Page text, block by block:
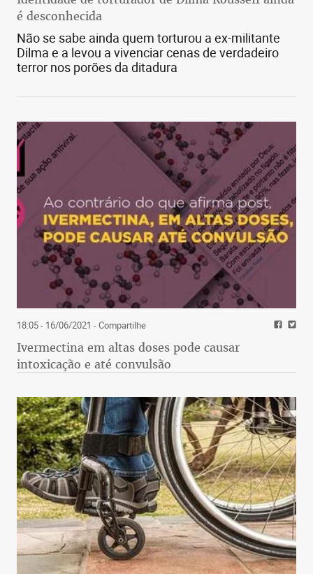
é desconhecida
Não se sabe ainda quem torturou a ex-militante
Dilma e a levou a vivenciar cenas de verdadeiro
terror nos porões da ditadura
18:05 - 16/06/2021 - Compartilhe
Ivermectina em altas doses pode causar
intoxicação e até convulsão